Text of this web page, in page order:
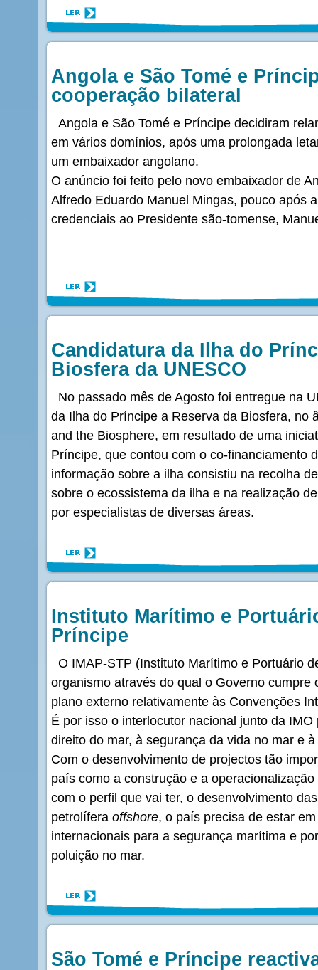
Angola e São Tomé e
cooperação bilateral
Angola e São Tomé e Príncipe decidiram
em vários domínios, após uma prolongada
um embaixador angolano.
O anúncio foi feito pelo novo embaixador de
Alfredo Eduardo Manuel Mingas, pouco após
credenciais ao Presidente são-tomense,
Candidatura da Ilha do
Biosfera da UNESCO
No passado mês de Agosto foi entregue na
da Ilha do Príncipe a Reserva da Biosfera, no
and the Biosphere, em resultado de uma
Príncipe, que contou com o co-financiamento
informação sobre a ilha consistiu na recolha
sobre o ecossistema da ilha e na realização
por especialistas de diversas áreas.
Instituto Marítimo e
Príncipe
O IMAP-STP (Instituto Marítimo e Portuário
organismo através do qual o Governo cumpre
plano externo relativamente às Convenções
É por isso o interlocutor nacional junto da
direito do mar, à segurança da vida no mar e
Com o desenvolvimento de projectos tão
país como a construção e a
com o perfil que vai ter, o desenvolvimento
petrolífera offshore, o país precisa de estar
internacionais para a segurança marítima e
poluição no mar.
São Tomé e Príncipe